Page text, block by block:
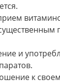
и
к